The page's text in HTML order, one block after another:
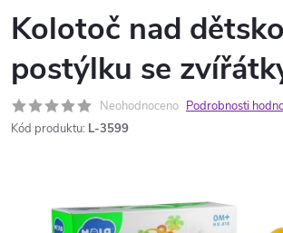
Kolotoč nad
postýlku se
Neohodnoceno Podrobnosti
Kód produktu: L-3599